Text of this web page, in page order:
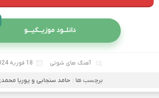
دانلــود موزیــکیـــو
آهنگ های شوتی 18 فوریه 2024
برچسب ها : حامد سنجابی و پوریا